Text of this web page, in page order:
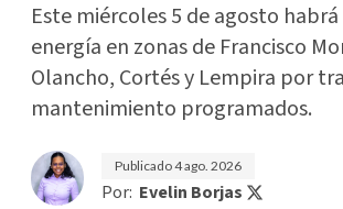
Este miércoles 5 de agosto
energía en zonas de Francisco
Olancho, Cortés y Lempira por
mantenimiento programados.
Publicado4 ago. 2026
Por: Evelin Borjas